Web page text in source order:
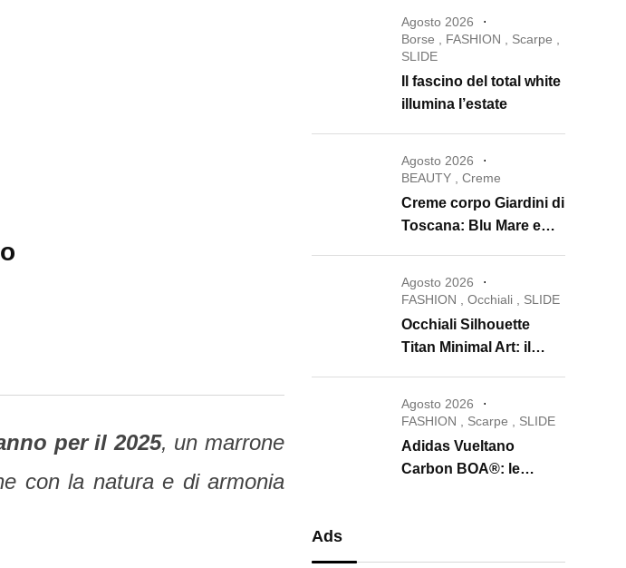
per il 2025, un marrone
con la natura e di armonia
Agosto 2026
Borse
FASHION Scarpe
SLIDE
Il fascino del total white
illumina l’estate
Agosto 2026
BEAUTY
Creme
Creme corpo Giardini di
Toscana: Blu Mare e
di lusso
Agosto 2026
FASHION
Occhiali SLIDE
Occhiali Silhouette
Titan Minimal Art: il
conquista il 2026
Agosto 2026
FASHION
Scarpe SLIDE
Adidas Vueltano
Carbon BOA®: le
precisione
Ads